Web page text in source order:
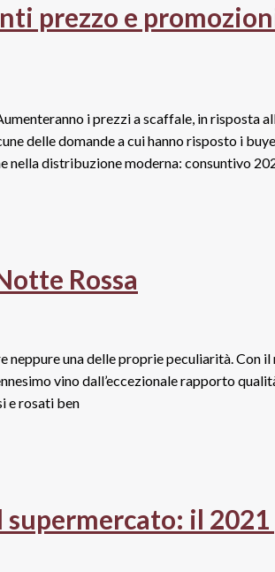
prezzo e
i prezzi a scaffale, in risposta
delle domande a cui hanno risposto i
nella distribuzione moderna: consuntivo
Rossa
neppure una delle proprie peculiarità. Con
vino dall’eccezionale rapporto
e rosati ben
il 2021